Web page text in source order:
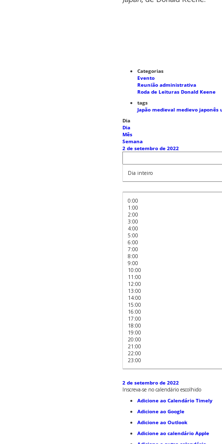
Categorias
Evento
Reunião administrativa
Roda de Leituras Donald Keene
tags
Japão medieval medievo japonês
Dia
Dia
Mês
Semana
2 de setembro de 2022
Dia inteiro
0:00
1:00
2:00
3:00
4:00
5:00
6:00
7:00
8:00
9:00
10:00
11:00
12:00
13:00
14:00
15:00
16:00
17:00
18:00
19:00
20:00
21:00
22:00
23:00
2 de setembro de 2022
Inscreva-se no calendário escolhido
Adicione ao Calendário Timely
Adicione ao Google
Adicione ao Outlook
Adicione ao calendário Apple